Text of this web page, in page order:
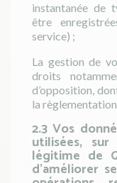
instantanée de
être
service) ;
La gestion de
droits
d’opposition,
la
2.3 Vos
utilisées,
légitime de
d’améliorer